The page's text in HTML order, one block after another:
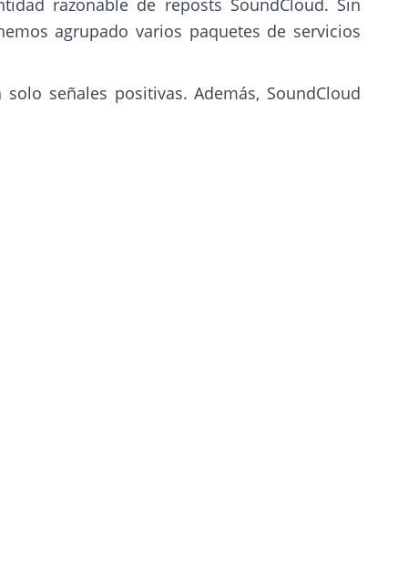
razonable de reposts SoundCloud. Sin
agrupado varios paquetes de servicios
señales positivas. Además, SoundCloud